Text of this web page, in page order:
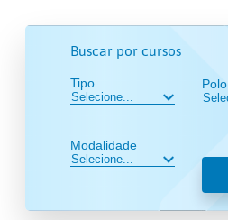
Buscar por cursos
Tipo
Modalidade
Polo